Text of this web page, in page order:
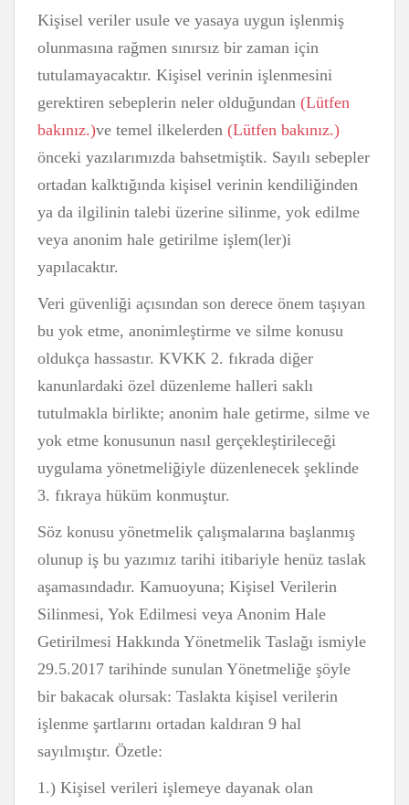
Kişisel veriler usule ve yasaya uygun işlenmiş
olunmasına rağmen sınırsız bir zaman için
tutulamayacaktır. Kişisel verinin işlenmesini
gerektiren sebeplerin neler olduğundan (Lütfen
bakınız.)ve temel ilkelerden (Lütfen bakınız.)
önceki yazılarımızda bahsetmiştik. Sayılı sebepler
ortadan kalktığında kişisel verinin kendiliğinden
ya da ilgilinin talebi üzerine silinme, yok edilme
veya anonim hale getirilme işlem(ler)i
yapılacaktır.
Veri güvenliği açısından son derece önem taşıyan
bu yok etme, anonimleştirme ve silme konusu
oldukça hassastır. KVKK 2. fıkrada diğer
kanunlardaki özel düzenleme halleri saklı
tutulmakla birlikte; anonim hale getirme, silme ve
yok etme konusunun nasıl gerçekleştirileceği
uygulama yönetmeliğiyle düzenlenecek şeklinde
3. fıkraya hüküm konmuştur.
Söz konusu yönetmelik çalışmalarına başlanmış
olunup iş bu yazımız tarihi itibariyle henüz taslak
aşamasındadır. Kamuoyuna; Kişisel Verilerin
Silinmesi, Yok Edilmesi veya Anonim Hale
Getirilmesi Hakkında Yönetmelik Taslağı ismiyle
29.5.2017 tarihinde sunulan Yönetmeliğe şöyle
bir bakacak olursak: Taslakta kişisel verilerin
işlenme şartlarını ortadan kaldıran 9 hal
sayılmıştır. Özetle:
1.) Kişisel verileri işlemeye dayanak olan